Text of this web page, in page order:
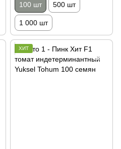
100 шт 500 шт
1 000 шт
ХИТ